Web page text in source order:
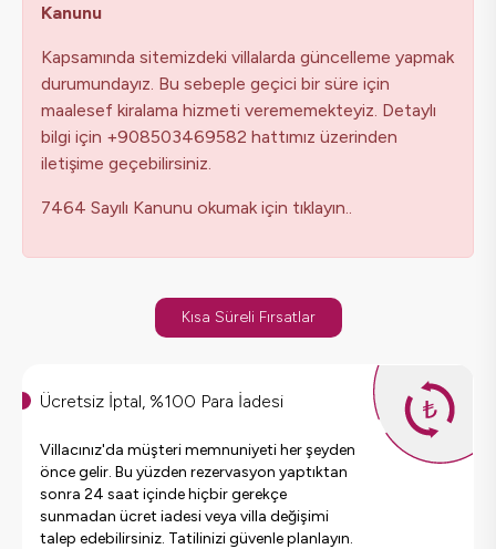
Kanunu
Kapsamında sitemizdeki villalarda güncelleme yapmak
durumundayız. Bu sebeple geçici bir süre için
maalesef kiralama hizmeti verememekteyiz. Detaylı
bilgi için +908503469582 hattımız üzerinden
iletişime geçebilirsiniz.
7464 Sayılı Kanunu okumak için tıklayın..
Kısa Süreli Fırsatlar
Ücretsiz İptal, %100 Para İadesi
Villacınız'da müşteri memnuniyeti her şeyden
önce gelir. Bu yüzden rezervasyon yaptıktan
sonra 24 saat içinde hiçbir gerekçe
sunmadan ücret iadesi veya villa değişimi
talep edebilirsiniz. Tatilinizi güvenle planlayın.